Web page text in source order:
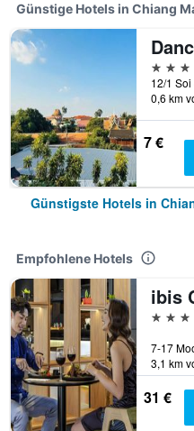
Günstige Hotels in Chiang
3 Sterne
0,6 km
7 €
Günstigste Hotels in
Empfohlene Hotels
4
3,1 km
31 €